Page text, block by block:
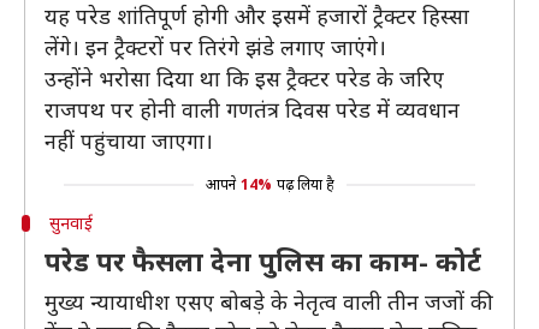
यह परेड शांतिपूर्ण होगी और इसमें हजारों ट्रैक्टर हिस्सा
लेंगे। इन ट्रैक्टरों पर तिरंगे झंडे लगाए जाएंगे।
उन्होंने भरोसा दिया था कि इस ट्रैक्टर परेड के जरिए
राजपथ पर होनी वाली गणतंत्र दिवस परेड में व्यवधान
नहीं पहुंचाया जाएगा।
आपने 14% पढ़ लिया है
सुनवाई
परेड पर फैसला देना पुलिस का काम- कोर्ट
मुख्य न्यायाधीश एसए बोबड़े के नेतृत्व वाली तीन जजों की